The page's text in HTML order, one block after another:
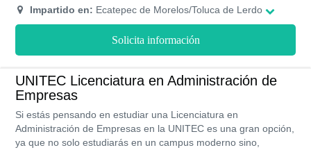
experiencia completa en la modalidad presencial contaras con
sus campus con maravillosas areas verdes, bibliotecas, areas
deportivas entre otras instalaciones para hacer de tu
experiencia la mas agradable, con una gran demanda esta
donde podrás destacar todos los conocimientos adquiridos en
la UNITEC.
Impartido en: Ecatepec de Morelos/Toluca de Lerdo
Solicita información
UNITEC Licenciatura en Administración de
Empresas
Si estás pensando en estudiar una Licenciatura en
Administración de Empresas en la UNITEC es una gran opción,
ya que no solo estudiarás en un campus moderno sino,